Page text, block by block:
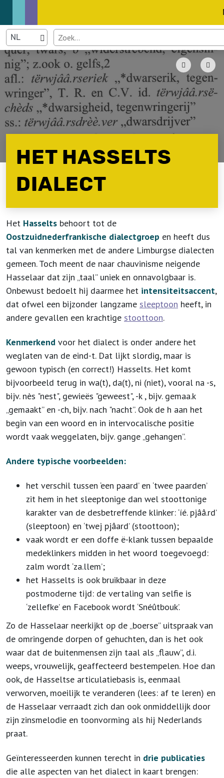
HET HASSELTS
DIALECT
Het Hasselts behoort tot de
Oostzuidnederfrankische dialectgroep en heeft dus
tal van kenmerken met de andere Limburgse dialecten
gemeen. Toch meent de naar chauvinisme neigende
Hasselaar dat zijn „taal” uniek en onnavolgbaar is.
Onbewust bedoelt hij daarmee het intensiteitsaccent,
dat ofwel een bijzonder langzame sleeptoon heeft, in
andere gevallen een krachtige stoottoon.
Kenmerkend voor het dialect is onder andere het
weglaten van de eind-t. Dat lijkt slordig, maar is
gewoon typisch (en correct!) Hasselts. Het komt
bijvoorbeeld terug in wa(t), da(t), ni (niet), vooral na -s,
bijv. nès "nest", gewieës "geweest", -k , bijv. gemaa.k
„gemaakt” en -ch, bijv. nach "nacht”. Ook de h aan het
begin van een woord en in intervocalische positie
wordt vaak weggelaten, bijv. gange „gehangen”.
Andere typische voorbeelden:
het verschil tussen ‘een paard’ en ‘twee paarden’
zit hem in het sleeptonige dan wel stoottonige
karakter van de desbetreffende klinker: ‘íé. pjââ.rd’
(sleeptoon) en ‘twej pjâard’ (stoottoon);
vaak wordt er een doffe ë-klank tussen bepaalde
medeklinkers midden in het woord toegevoegd:
zalm wordt ‘za.llem’;
het Hasselts is ook bruikbaar in deze
postmoderne tijd: de vertaling van selfie is
‘zellefke’ en Facebook wordt ‘Snéûtbouk’.
Zo de Hasselaar neerkijkt op de „boerse” uitspraak van
de omringende dorpen of gehuchten, dan is het ook
waar dat de buitenmensen zijn taal als „flauw”, d.i.
weeps, vrouwelijk, geaffecteerd bestempelen. Hoe dan
ook, de Hasseltse articulatiebasis is, eenmaal
verworven, moeilijk te veranderen (lees: af te leren) en
de Hasselaar verraadt zich dan ook onmiddellijk door
zijn zinsmelodie en toonvorming als hij Nederlands
praat.
Geïnteresseerden kunnen terecht in drie publicaties
die alle aspecten van het dialect in kaart brengen: